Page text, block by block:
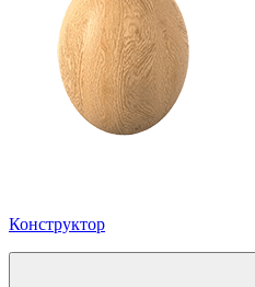
Конструктор